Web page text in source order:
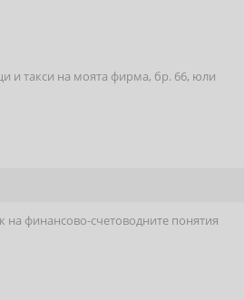
и такси на моята фирма, бр. 66, юли
на финансово-счетоводните понятия